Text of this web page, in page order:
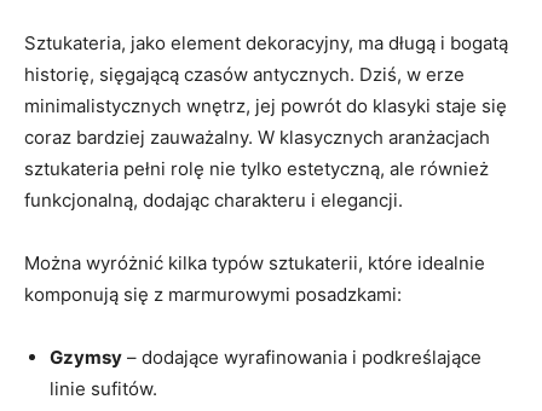
Sztukateria, jako element dekoracyjny, ma długą i bogatą
historię, sięgającą czasów antycznych. Dziś, w erze
minimalistycznych wnętrz, jej powrót do klasyki staje się
coraz bardziej zauważalny. W klasycznych aranżacjach
sztukateria pełni rolę nie tylko estetyczną, ale również
funkcjonalną, dodając charakteru i elegancji.
Można wyróżnić kilka typów sztukaterii, które idealnie
komponują się z marmurowymi posadzkami:
Gzymsy – dodające wyrafinowania i podkreślające
linie sufitów.